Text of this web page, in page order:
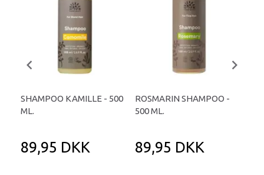
SHAMPOO KAMILLE - 500
ML.
89,95 DKK
ROSMARIN SHAMPOO -
500 ML.
89,95 DKK